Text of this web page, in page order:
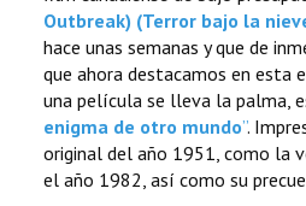
Outbreak) (Terror bajo la
hace unas semanas y que de
que ahora destacamos en esta
una película se lleva la palma,
enigma de otro mundo”.
original del año 1951, como la
el año 1982, así como su